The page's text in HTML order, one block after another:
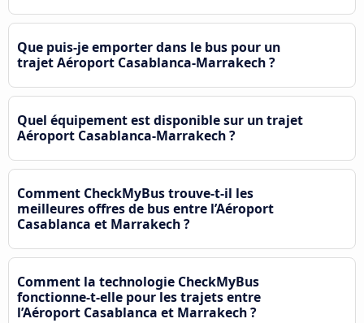
Que puis-je emporter dans le bus pour un
trajet Aéroport Casablanca-Marrakech ?
Quel équipement est disponible sur un trajet
Aéroport Casablanca-Marrakech ?
Comment CheckMyBus trouve-t-il les
meilleures offres de bus entre l’Aéroport
Casablanca et Marrakech ?
Comment la technologie CheckMyBus
fonctionne-t-elle pour les trajets entre
l’Aéroport Casablanca et Marrakech ?